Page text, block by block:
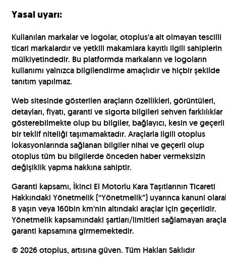
Yasal uyarı:
Kullanılan markalar ve logolar, otoplus'a ait olmayan tescilli
ticari markalardır ve yetkili makamlara kayıtlı ilgili sahiplerin
mülkiyetindedir. Bu platformda markaların ve logoların
kullanımı yalnızca bilgilendirme amaçlıdır ve hiçbir şekilde
tanıtım yapılmaz.
Web sitesinde gösterilen araçların özellikleri, görüntüleri,
detayları, fiyatı, garanti ve sigorta bilgileri sehven farklılıklar
gösterebilmekte olup bu bilgiler, bağlayıcı, kesin ve geçerli
bir teklif niteliği taşımamaktadır. Araçlarla ilgili otoplus
lokasyonlarında sağlanan bilgiler nihai ve geçerli olup
otoplus tüm bu bilgilerde önceden haber vermeksizin
değişiklik yapma hakkına sahiptir.
Garanti kapsamı, İkinci El Motorlu Kara Taşıtlarının Ticareti
Hakkındaki Yönetmelik (“Yönetmelik”) uyarınca kanuni
8 yaşın veya 160bin km'nin altındaki araçlar için geçerlidir.
Yönetmelik kapsamındaki şartları/limitleri sağlamayan
garanti kapsamına girmemektedir.
© 2026 otoplus, artısına güven. Tüm Hakları Saklıdır